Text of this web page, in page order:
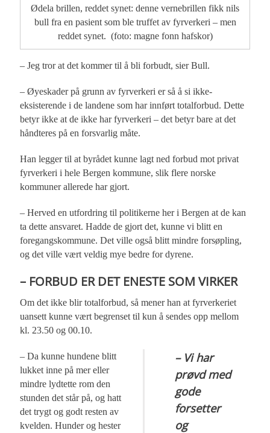
Ødela brillen, reddet synet: denne vernebrillen fikk nils
bull fra en pasient som ble truffet av fyrverkeri – men
reddet synet. (foto: magne fonn hafskor)
– Jeg tror at det kommer til å bli forbudt, sier Bull.
– Øyeskader på grunn av fyrverkeri er så å si ikke-
eksisterende i de landene som har innført totalforbud. Dette
betyr ikke at de ikke har fyrverkeri – det betyr bare at det
håndteres på en forsvarlig måte.
Han legger til at byrådet kunne lagt ned forbud mot privat
fyrverkeri i hele Bergen kommune, slik flere norske
kommuner allerede har gjort.
– Herved en utfordring til politikerne her i Bergen at de kan
ta dette ansvaret. Hadde de gjort det, kunne vi blitt en
foregangskommune. Det ville også blitt mindre forsøpling,
og det ville vært veldig mye bedre for dyrene.
– FORBUD ER DET ENESTE SOM VIRKER
Om det ikke blir totalforbud, så mener han at fyrverkeriet
uansett kunne vært begrenset til kun å sendes opp mellom
kl. 23.50 og 00.10.
– Vi har
prøvd med
gode
forsetter
og
– Da kunne hundene blitt
lukket inne på mer eller
mindre lydtette rom den
stunden det står på, og hatt
det trygt og godt resten av
kvelden. Hunder og hester